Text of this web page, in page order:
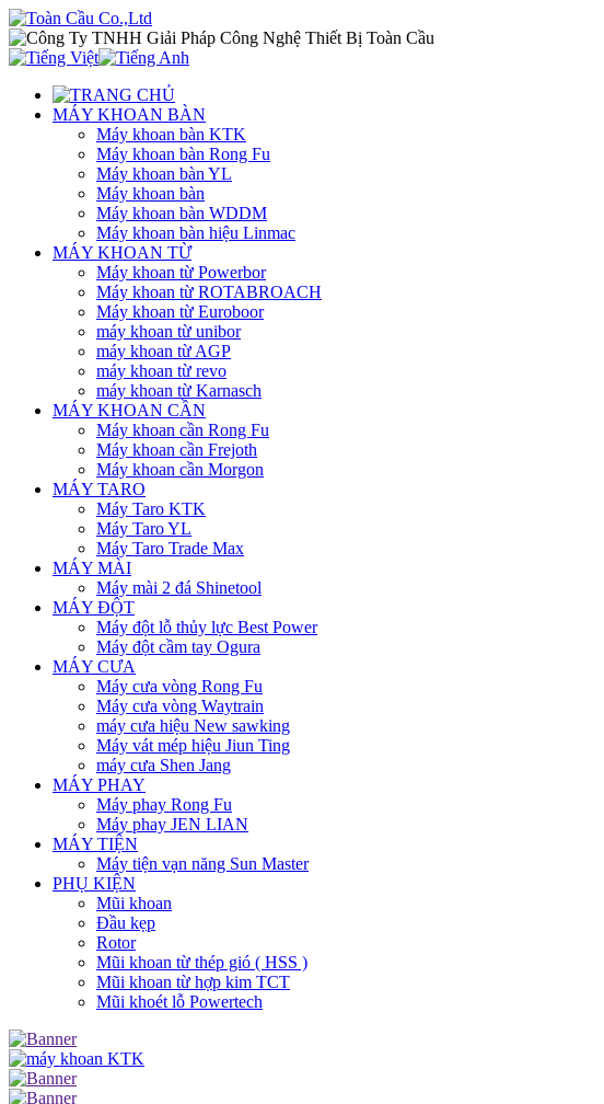
MÁY KHOAN BÀN
Máy khoan bàn KTK
Máy khoan bàn Rong Fu
Máy khoan bàn YL
Máy khoan bàn
Máy khoan bàn WDDM
Máy khoan bàn hiệu Linmac
MÁY KHOAN TỪ
Máy khoan từ Powerbor
Máy khoan từ ROTABROACH
Máy khoan từ Euroboor
máy khoan từ unibor
máy khoan từ AGP
máy khoan từ revo
máy khoan từ Karnasch
MÁY KHOAN CẦN
Máy khoan cần Rong Fu
Máy khoan cần Frejoth
Máy khoan cần Morgon
MÁY TARO
Máy Taro KTK
Máy Taro YL
Máy Taro Trade Max
MÁY MÀI
Máy mài 2 đá Shinetool
MÁY ĐỘT
Máy đột lỗ thủy lực Best Power
Máy đột cầm tay Ogura
MÁY CƯA
Máy cưa vòng Rong Fu
Máy cưa vòng Waytrain
máy cưa hiệu New sawking
Máy vát mép hiệu Jiun Ting
máy cưa Shen Jang
MÁY PHAY
Máy phay Rong Fu
Máy phay JEN LIAN
MÁY TIỆN
Máy tiện vạn năng Sun Master
PHỤ KIỆN
Mũi khoan
Đầu kẹp
Rotor
Mũi khoan từ thép gió ( HSS )
Mũi khoan từ hợp kim TCT
Mũi khoét lỗ Powertech